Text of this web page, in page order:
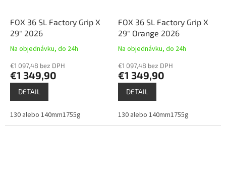
FOX 36 SL Factory Grip X
29" 2026
Na objednávku, do 24h
€1 097,48 bez DPH
€1 349,90
DETAIL
130 alebo 140mm1755g
FOX 36 SL Factory Grip X
29" Orange 2026
Na objednávku, do 24h
€1 097,48 bez DPH
€1 349,90
DETAIL
130 alebo 140mm1755g